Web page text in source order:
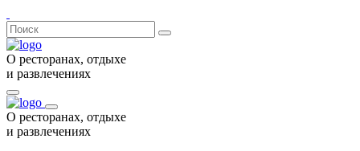
О ресторанах, отдыхе
и развлечениях
О ресторанах, отдыхе
и развлечениях